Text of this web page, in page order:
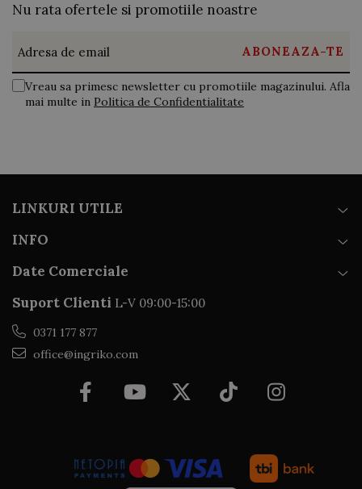
Nu rata ofertele si promotiile noastre
Vreau sa primesc newsletter cu promotiile magazinului. Afla
mai multe in Politica de Confidentialitate
LINKURI UTILE
INFO
Date Comerciale
Suport Clienti L-V 09:00-15:00
0371 177 877
office@ingriko.com